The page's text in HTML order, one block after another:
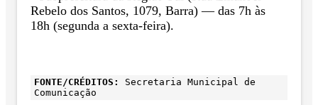
Rebelo dos Santos, 1079, Barra) — das 7h às
18h (segunda a sexta-feira).
FONTE/CRÉDITOS:
Secretaria Municipal de
Comunicação